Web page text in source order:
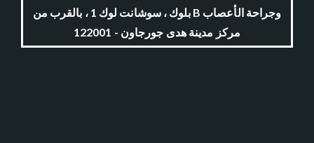
وجراحة الأعصاب B بلوك ، سوشانت لوك 1 ، بالقرب من
مركز مدينة هدى جورجاون - 122001